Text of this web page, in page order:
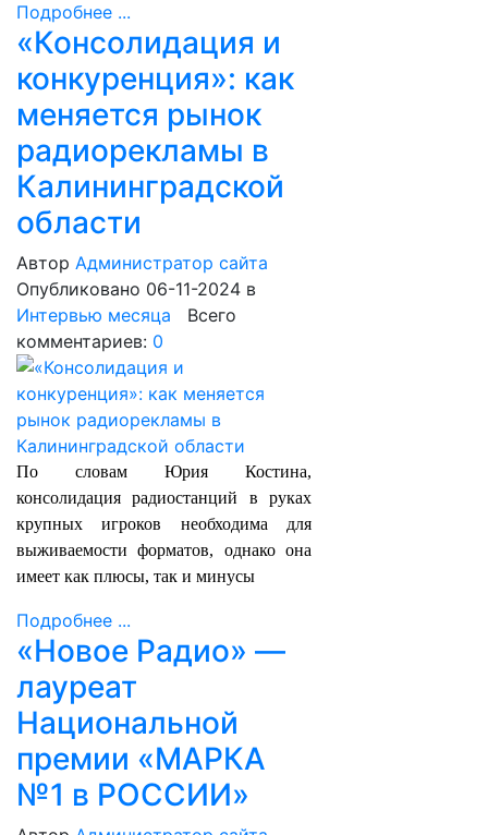
Подробнее ...
«Консолидация и
конкуренция»: как
меняется рынок
радиорекламы в
Калининградской
области
Автор Администратор сайта
Опубликовано 06-11-2024 в
Интервью месяца Всего
комментариев: 0
По словам Юрия Костина,
консолидация радиостанций в руках
крупных игроков необходима для
выживаемости форматов, однако она
имеет как плюсы, так и минусы
Подробнее ...
«Новое Радио» —
лауреат
Национальной
премии «МАРКА
№1 в РОССИИ»